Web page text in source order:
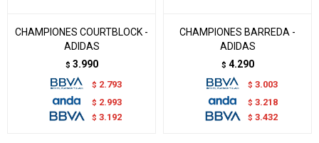
CHAMPIONES COURTBLOCK -
ADIDAS
$ 3.990
$ 2.793
$ 2.993
$ 3.192
CHAMPIONES BARREDA -
ADIDAS
$ 4.290
$ 3.003
$ 3.218
$ 3.432